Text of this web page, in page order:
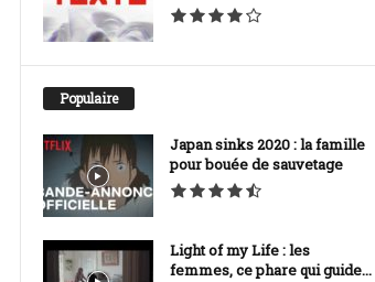
Populaire
Japan sinks 2020 : la famille
pour bouée de sauvetage
Light of my Life : les
femmes, ce phare qui guide...